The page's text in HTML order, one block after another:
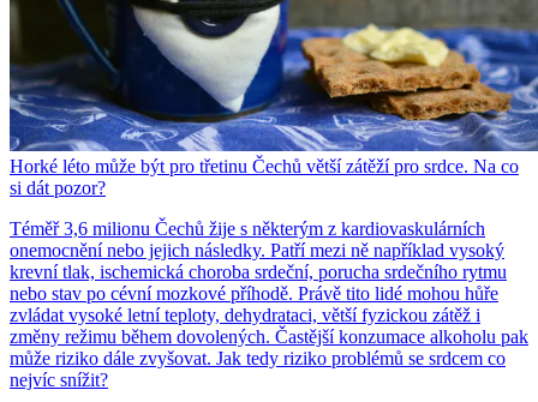
Horké léto může být pro třetinu Čechů větší zátěží pro srdce. Na co
si dát pozor?
Téměř 3,6 milionu Čechů žije s některým z kardiovaskulárních
onemocnění nebo jejich následky. Patří mezi ně například vysoký
krevní tlak, ischemická choroba srdeční, porucha srdečního rytmu
nebo stav po cévní mozkové příhodě. Právě tito lidé mohou hůře
zvládat vysoké letní teploty, dehydrataci, větší fyzickou zátěž i
změny režimu během dovolených. Častější konzumace alkoholu pak
může riziko dále zvyšovat. Jak tedy riziko problémů se srdcem co
nejvíc snížit?